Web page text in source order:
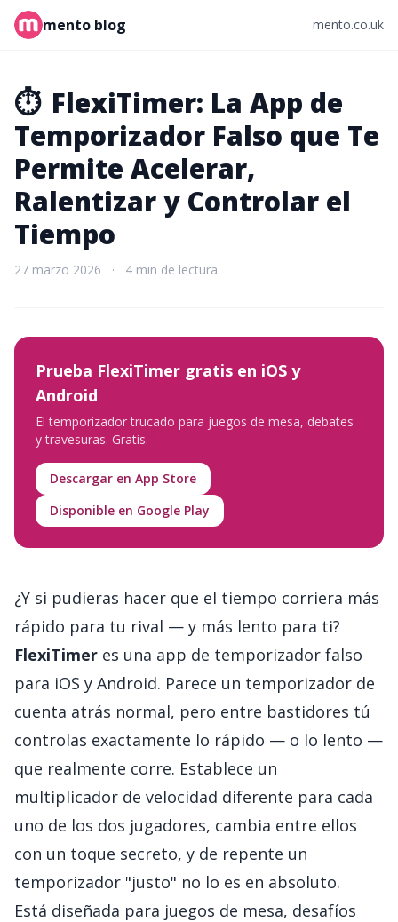
mento blog mento.co.uk
⏱️ FlexiTimer: La App de
Temporizador Falso que Te
Permite Acelerar,
Ralentizar y Controlar el
Tiempo
27 marzo 2026 · 4 min de lectura
Prueba FlexiTimer gratis en iOS y
Android
El temporizador trucado para juegos de mesa, debates
y travesuras. Gratis.
Descargar en App Store
Disponible en Google Play
¿Y si pudieras hacer que el tiempo corriera más
rápido para tu rival — y más lento para ti?
FlexiTimer es una app de temporizador falso
para iOS y Android. Parece un temporizador de
cuenta atrás normal, pero entre bastidores tú
controlas exactamente lo rápido — o lo lento —
que realmente corre. Establece un
multiplicador de velocidad diferente para cada
uno de los dos jugadores, cambia entre ellos
con un toque secreto, y de repente un
temporizador "justo" no lo es en absoluto.
Está diseñada para juegos de mesa, desafíos